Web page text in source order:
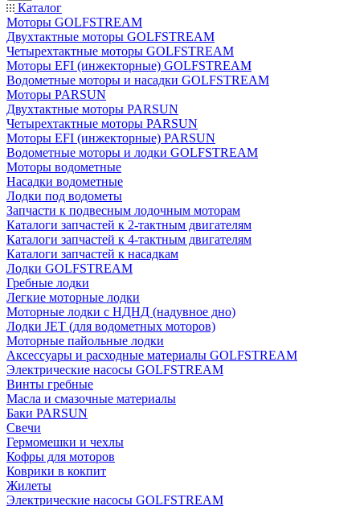
Каталог
Моторы GOLFSTREAM
Двухтактные моторы GOLFSTREAM
Четырехтактные моторы GOLFSTREAM
Моторы EFI (инжекторные) GOLFSTREAM
Водометные моторы и насадки GOLFSTREAM
Моторы PARSUN
Двухтактные моторы PARSUN
Четырехтактные моторы PARSUN
Моторы EFI (инжекторные) PARSUN
Водометные моторы и лодки GOLFSTREAM
Моторы водометные
Насадки водометные
Лодки под водометы
Запчасти к подвесным лодочным моторам
Каталоги запчастей к 2-тактным двигателям
Каталоги запчастей к 4-тактным двигателям
Каталоги запчастей к насадкам
Лодки GOLFSTREAM
Гребные лодки
Легкие моторные лодки
Моторные лодки с НДНД (надувное дно)
Лодки JET (для водометных моторов)
Моторные пайольные лодки
Аксессуары и расходные материалы GOLFSTREAM
Электрические насосы GOLFSTREAM
Винты гребные
Масла и смазочные материалы
Баки PARSUN
Свечи
Гермомешки и чехлы
Кофры для моторов
Коврики в кокпит
Жилеты
Электрические насосы GOLFSTREAM